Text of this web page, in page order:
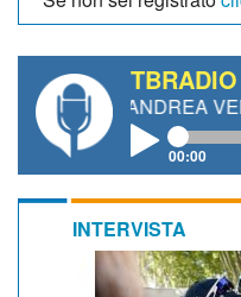
TBRADIO
ANDREA
00:00
INTERVISTA